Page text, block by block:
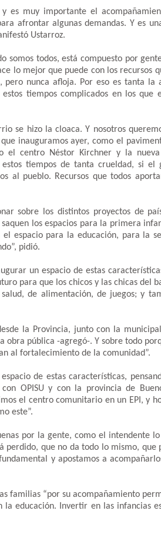
y es muy importante el
afrontar algunas demandas. Y es
Ustarroz.
somos todos, está compuesto por
lo mejor que puede con los recursos
pero nunca afloja. Por eso es tanta la
tiempos complicados en los que
se hizo la cloaca. Y nosotros
inauguramos ayer, como el
el centro Néstor Kirchner y la nueva
tiempos de tanta crueldad, si el
al pueblo. Recursos que todos
sobre los distintos proyectos de
los espacios para la primera
espacio para la educación, para la
pidió.
un espacio de estas
para que los chicos y las chicas del
de alimentación, de juegos; y
la Provincia, junto con la
obra pública -agregó-. Y sobre todo
al fortalecimiento de la comunidad”.
de estas características,
OPISU y con la provincia de
el centro comunitario en un EPI, y
este”.
por la gente, como el intendente
perdido, que no da todo lo mismo, que
y apostamos a
familias “por su acompañamiento
la educación. Invertir en las infancias